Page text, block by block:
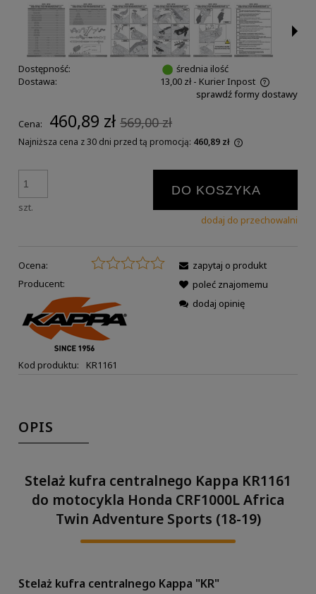
Dostępność:
średnia ilość
Dostawa:
13,00 zł - Kurier Inpost
sprawdź formy dostawy
Cena: 460,89 zł 569,00 zł
Najniższa cena z 30 dni przed tą promocją: 460,89 zł
szt.
DO KOSZYKA
dodaj do przechowalni
Ocena:
Producent:
Kod produktu: KR1161
zapytaj o produkt
poleć znajomemu
dodaj opinię
OPIS
Stelaż kufra centralnego Kappa KR1161
do motocykla Honda CRF1000L Africa
Twin Adventure Sports (18-19)
Stelaż kufra centralnego Kappa "KR"